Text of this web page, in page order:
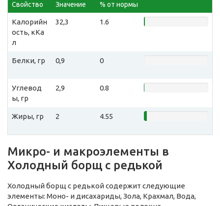
Свойство Значение % от нормы
Калорийн
ость, кКа
л
32,3 1.6
Белки, гр 0,9 0
Углевод
ы, гр
2,9 0.8
Жиры, гр 2 4.55
Микро- и макроэлементы в
Холодный борщ с редькой
Холодный борщ с редькой содержит следующие
элементы: Моно- и дисахариды, Зола, Крахмал, Вода,